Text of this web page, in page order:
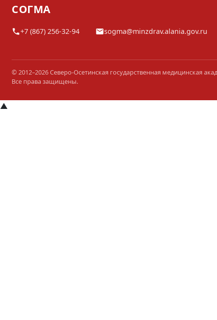
СОГМА
+7 (867) 256-32-94 sogma@minzdrav.alania.gov.ru
© 2012–2026 Северо-Осетинская государственная медицинская
Все права защищены.
▲